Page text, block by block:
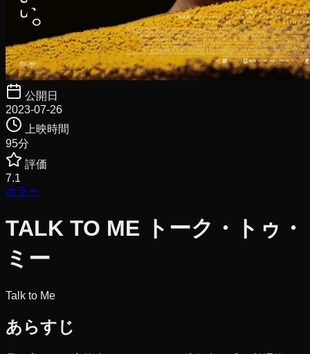
公開日
2023-07-26
上映時間
95分
評価
7.1
ホラー
TALK TO ME トーク・トゥ・
ミー
Talk to Me
あらすじ